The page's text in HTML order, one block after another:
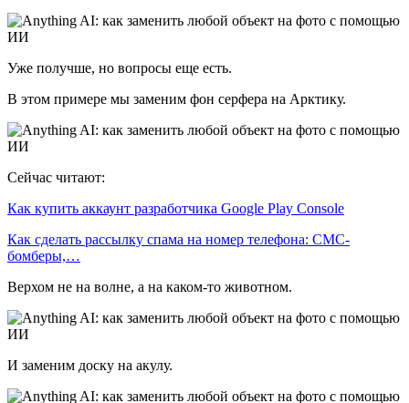
Уже получше, но вопросы еще есть.
В этом примере мы заменим фон серфера на Арктику.
Сейчас читают:
Как купить аккаунт разработчика Google Play Console
Как сделать рассылку спама на номер телефона: СМС-
бомберы,…
Верхом не на волне, а на каком-то животном.
И заменим доску на акулу.